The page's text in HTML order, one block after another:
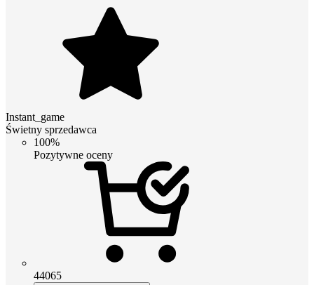
Instant_game
Świetny sprzedawca
100%
Pozytywne oceny
44065